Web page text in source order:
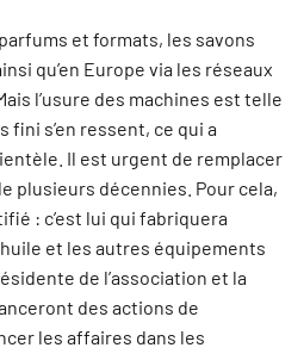
et formats, les savons
qu’en Europe via les réseaux
l’usure des machines est telle
s’en ressent, ce qui a
Il est urgent de remplacer
plusieurs décennies. Pour cela,
: c’est lui qui fabriquera
huile et les autres équipements
de l’association et la
des actions de
les affaires dans les